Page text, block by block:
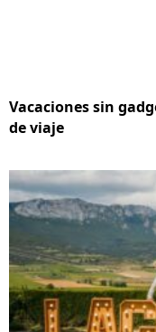
Vacaciones sin
de viaje